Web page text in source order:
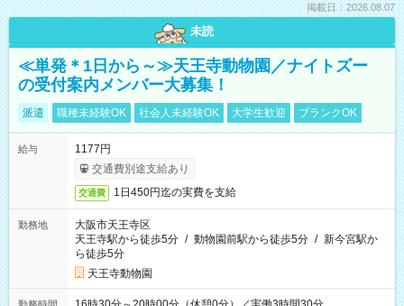
掲載日：2026.08.07
未読
≪単発＊1日から～≫天王寺動物園／ナイトズー
の受付案内メンバー大募集！
派遣 職種未経験OK 社会人未経験OK 大学生歓迎 ブランクOK
給与
1177円
交通費別途支給あり
交通費 1日450円迄の実費を支給
勤務地
大阪市天王寺区
天王寺駅から徒歩5分 / 動物園前駅から徒歩5分 / 新今宮駅か
ら徒歩5分
天王寺動物園